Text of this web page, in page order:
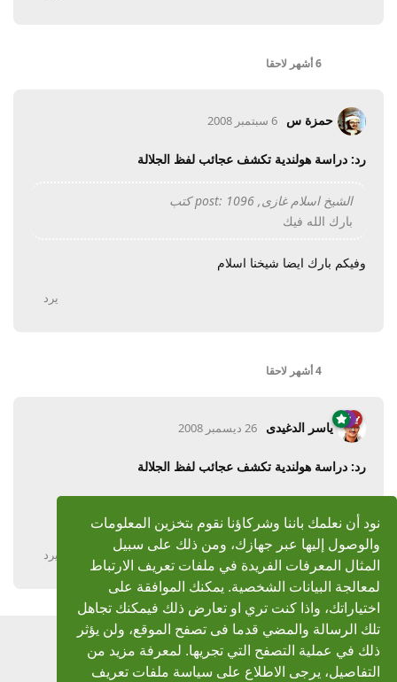
نود أن نعلمك باننا وشركاؤنا نقوم بتخزين المعلومات
والوصول إليها عبر جهازك، ومن ذلك على سبيل
المثال المعرفات الفريدة في ملفات تعريف الارتباط
لمعالجة البيانات الشخصية. يمكنك الموافقة على
اختياراتك، واذا كنت تري او تعارض ذلك فيمكنك تجاهل
تلك الرسالة والمضي قدما فى تصفح الموقع، ولن يؤثر
ذلك في عملية التصفح التي تجريها. لمعرفة مزيد من
التفاصيل، يرجى الاطلاع على سياسة ملفات تعريف
6 أشهر لاحقا
حمزة س 6 سبتمبر 2008
رد: دراسة هولندية تكشف عجائب لفظ الجلالة
الشيخ اسلام غازى, post: 1096 كتب
بارك الله فيك
وفيكم بارك ايضا شيخنا اسلام
يرد
4 أشهر لاحقا
ياسر الدغيدى 26 ديسمبر 2008
رد: دراسة هولندية تكشف عجائب لفظ الجلالة
بورك فيك وهدانا واياك الى الطريق المستقيم باذن الله رب العالمين
يرد
اضف رد